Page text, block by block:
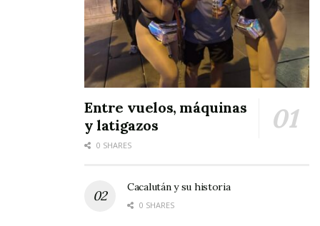
Entre vuelos, máquinas
y latigazos
0 SHARES
Cacalután y su historia
0 SHARES